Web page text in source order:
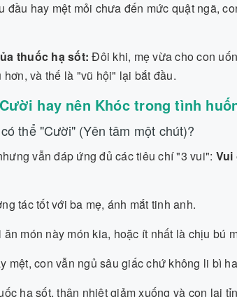
đầu hay mệt mỏi chưa đến mức quật ngã,
thuốc hạ sốt: Đôi khi, mẹ vừa cho con
hơn, và thế là "vũ hội" lại bắt đầu.
hay nên Khóc trong tình
thể "Cười" (Yên tâm một chút)?
vẫn đáp ứng đủ các tiêu chí "3 vui": Vui
tác tốt với ba mẹ, ánh mắt tinh anh.
món này món kia, hoặc ít nhất là chịu bú
mệt, con vẫn ngủ sâu giấc chứ không li bì
hạ sốt, thân nhiệt giảm xuống và con lại